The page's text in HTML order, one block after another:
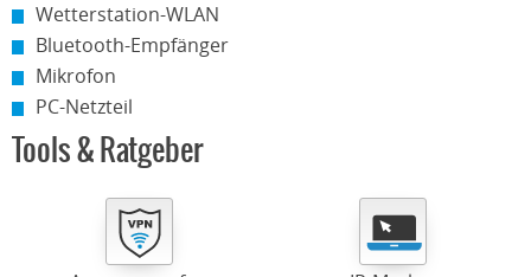
Wetterstation-WLAN
Bluetooth-Empfänger
Mikrofon
PC-Netzteil
Tools & Ratgeber